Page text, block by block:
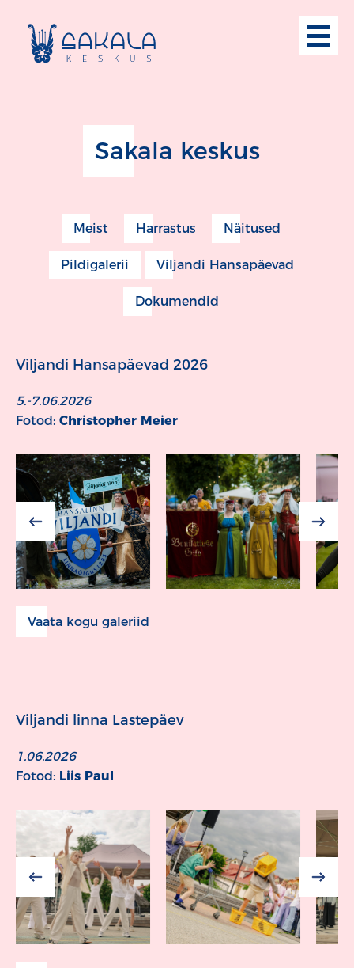
Sakala keskus
Meist Harrastus Näitused
Pildigalerii Viljandi Hansapäevad
Dokumendid
Viljandi Hansapäevad 2026
5.-7.06.2026
Fotod: Christopher Meier
Vaata kogu galeriid
Viljandi linna Lastepäev
1.06.2026
Fotod: Liis Paul